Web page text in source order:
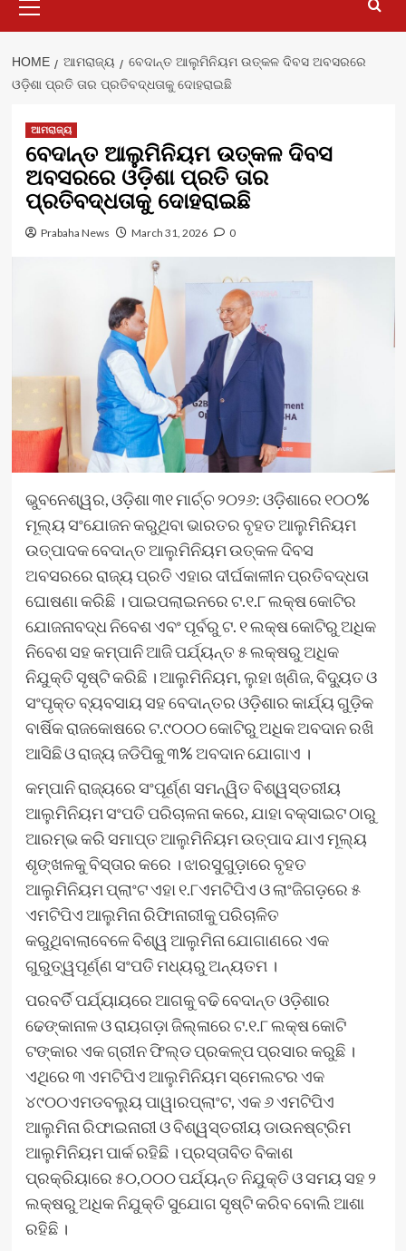
Menu
HOME ଆମରାଜ୍ୟ
ବେଦାନ୍ତ ଆଲୁମିନିୟମ ଉତ୍କଳ ଦିବସ ଅବସରରେ
ଓଡ଼ିଶା ପ୍ରତି ତାର ପ୍ରତିବଦ୍ଧତାକୁ ଦୋହରାଇଛି
ଆମରାଜ୍ୟ
ବେଦାନ୍ତ ଆଲୁମିନିୟମ ଉତ୍କଳ ଦିବସ
ଅବସରରେ ଓଡ଼ିଶା ପ୍ରତି ତାର
ପ୍ରତିବଦ୍ଧତାକୁ ଦୋହରାଇଛି
Prabaha News March 31, 2026 0
ଭୁବନେଶ୍ୱର, ଓଡ଼ିଶା ୩୧ ମାର୍ଚ୍ଚ ୨୦୨୬: ଓଡ଼ିଶାରେ ୧୦୦%
ମୂଲ୍ୟ ସଂଯୋଜନ କରୁଥିବା ଭାରତର ବୃହତ ଆଲୁମିନିୟମ
ଉତ୍ପାଦକ ବେଦାନ୍ତ ଆଲୁମିନିୟମ ଉତ୍କଳ ଦିବସ
ଅବସରରେ ରାଜ୍ୟ ପ୍ରତି ଏହାର ଦୀର୍ଘକାଳୀନ ପ୍ରତିବଦ୍ଧତା
ଘୋଷଣା କରିଛି । ପାଇପଲାଇନରେ ଟ.୧.୮ ଲକ୍ଷ କୋଟିର
ଯୋଜନାବଦ୍ଧ ନିବେଶ ଏବଂ ପୂର୍ବରୁ ଟ. ୧ ଲକ୍ଷ କୋଟିରୁ ଅଧିକ
ନିବେଶ ସହ କମ୍ପାନି ଆଜି ପର୍ଯ୍ୟନ୍ତ ୫ ଲକ୍ଷରୁ ଅଧିକ
ନିଯୁକ୍ତି ସୃଷ୍ଟି କରିଛି । ଆଲୁମିନିୟମ, ଲୁହା ଖ୍‌ଣିଜ, ବିଦ୍ୟୁତ ଓ
ସଂପୃକ୍ତ ବ୍ୟବସାୟ ସହ ବେଦାନ୍ତର ଓଡ଼ିଶାର କାର୍ଯ୍ୟ ଗୁଡ଼ିକ
ବାର୍ଷିକ ରାଜକୋଷରେ ଟ.୯୦୦୦ କୋଟିରୁ ଅଧିକ ଅବଦାନ ରଖି
ଆସିଛି ଓ ରାଜ୍ୟ ଜଡିପିକୁ ୩% ଅବଦାନ ଯୋଗାଏ ।
କମ୍ପାନି ରାଜ୍ୟରେ ସଂପୂର୍ଣ୍ଣ ସମନ୍ୱିତ ବିଶ୍ୱସ୍ତରୀୟ
ଆଲୁମିନିୟମ ସଂପତି ପରିଚାଳନା କରେ, ଯାହା ବକ୍ସାଇଟ ଠାରୁ
ଆରମ୍ଭ କରି ସମାପ୍ତ ଆଲୁମିନିୟମ ଉତ୍ପାଦ ଯାଏ ମୂଲ୍ୟ
ଶୃଙ୍ଖଳକୁ ବିସ୍ତାର କରେ । ଝାରସୁଗୁଡ଼ାରେ ବୃହତ
ଆଲୁମିନିୟମ ପ୍ଲାଂଟ ଏହା ୧.୮ଏମଟିପିଏ ଓ ଲାଂଜିଗଡ଼ରେ ୫
ଏମଟିପିଏ ଆଲୁମିନା ରିଫାିନାରୀକୁ ପରିଚାଳିତ
କରୁଥିବାଲାବେଳେ ବିଶ୍ୱ ଆଲୁମିନା ଯୋଗାଣରେ ଏକ
ଗୁରୁତ୍ୱପୂର୍ଣ୍ଣ ସଂପତି ମଧ୍ୟରୁ ଅନ୍ୟତମ ।
ପରବର୍ତି ପର୍ଯ୍ୟାୟରେ ଆଗକୁ ବଢି ବେଦାନ୍ତ ଓଡ଼ିଶାର
ଢେଙ୍କାନାଳ ଓ ରାୟଗଡ଼ା ଜିଲ୍ଳାରେ ଟ.୧.୮ ଲକ୍ଷ କୋଟି
ଟଙ୍କାର ଏକ ଗ୍ରୀନ ଫିଲ୍ଡ ପ୍ରକଳ୍ପ ପ୍ରସାର କରୁଛି ।
ଏଥିରେ ୩ ଏମଟିପିଏ ଆଲୁମିନିୟମ ସ୍ମେଲଟର ଏକ
୪୯୦୦ଏମଡବଲ୍ୟୁ ପାୱାରପ୍ଲାଂଟ, ଏକ ୬ ଏମଟିପିଏ
ଆଲୁମିନା ରିଫାଇନାରୀ ଓ ବିଶ୍ୱସ୍ତରୀୟ ଡାଉନଷ୍ଟ୍ରିମ
ଆଲୁମିନିୟମ ପାର୍କ ରହିଛି । ପ୍ରସ୍ତାବିତ ବିକାଶ
ପ୍ରକ୍ରିୟାରେ ୫୦,୦୦୦ ପର୍ଯ୍ୟନ୍ତ ନିଯୁକ୍ତି ଓ ସମୟ ସହ ୨
ଲକ୍ଷରୁ ଅଧିକ ନିଯୁକ୍ତି ସୁଯୋଗ ସୃଷ୍ଟି କରିବ ବୋଲି ଆଶା
ରହିଛି ।